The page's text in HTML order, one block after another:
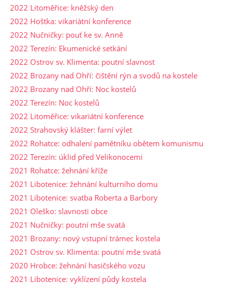
2022 Litoměřice: kněžský den
2022 Hoštka: vikariátní konference
2022 Nučničky: pouť ke sv. Anně
2022 Terezín: Ekumenické setkání
2022 Ostrov sv. Klimenta: poutní slavnost
2022 Brozany nad Ohří: čištění rýn a svodů na kostele
2022 Brozany nad Ohří: Noc kostelů
2022 Terezín: Noc kostelů
2022 Litoměřice: vikariátní konference
2022 Strahovský klášter: farní výlet
2022 Rohatce: odhalení pamětníku obětem komunismu
2022 Terezín: úklid před Velikonocemi
2021 Rohatce: žehnání kříže
2021 Libotenice: žehnání kulturního domu
2021 Libotenice: svatba Roberta a Barbory
2021 Oleško: slavnosti obce
2021 Nučničky: poutní mše svatá
2021 Brozany: nový vstupní trámec kostela
2021 Ostrov sv. Klimenta: poutní mše svatá
2020 Hrobce: žehnání hasičského vozu
2021 Libotenice: vyklízení půdy kostela